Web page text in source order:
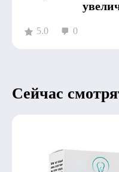
5.0 0
Сейчас